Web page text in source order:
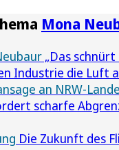
Mona
„Das
Industrie die Luft
an NRW-
scharfe
Die Zukunft des